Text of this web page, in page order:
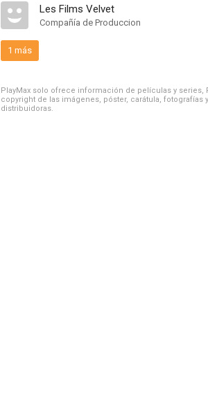
Les Films Velvet
Compañía de Produccion
1 más
PlayMax solo ofrece información de películas y
copyright de las imágenes, póster, carátula,
distribuidoras.